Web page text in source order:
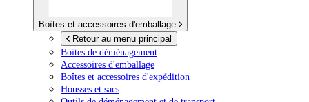
Boîtes et accessoires d'emballage
Retour au menu principal
Boîtes de déménagement
Accessoires d'emballage
Boîtes et accessoires d'expédition
Housses et sacs